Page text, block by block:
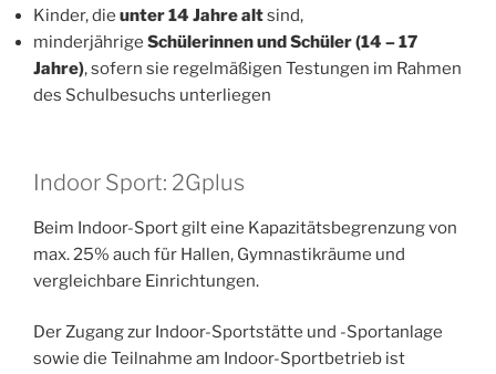
Kinder, die unter 14 Jahre altsind,
minderjährige Schülerinnen und Schüler (14 – 17
Jahre), sofern sie regelmäßigen Testungen im Rahmen
des Schulbesuchs unterliegen
Indoor Sport: 2Gplus
Beim Indoor-Sport gilt eine Kapazitätsbegrenzung von
max. 25% auch für Hallen, Gymnastikräume und
vergleichbare Einrichtungen.
Der Zugang zur Indoor-Sportstätte und -Sportanlage
sowie die Teilnahme am Indoor-Sportbetrieb ist